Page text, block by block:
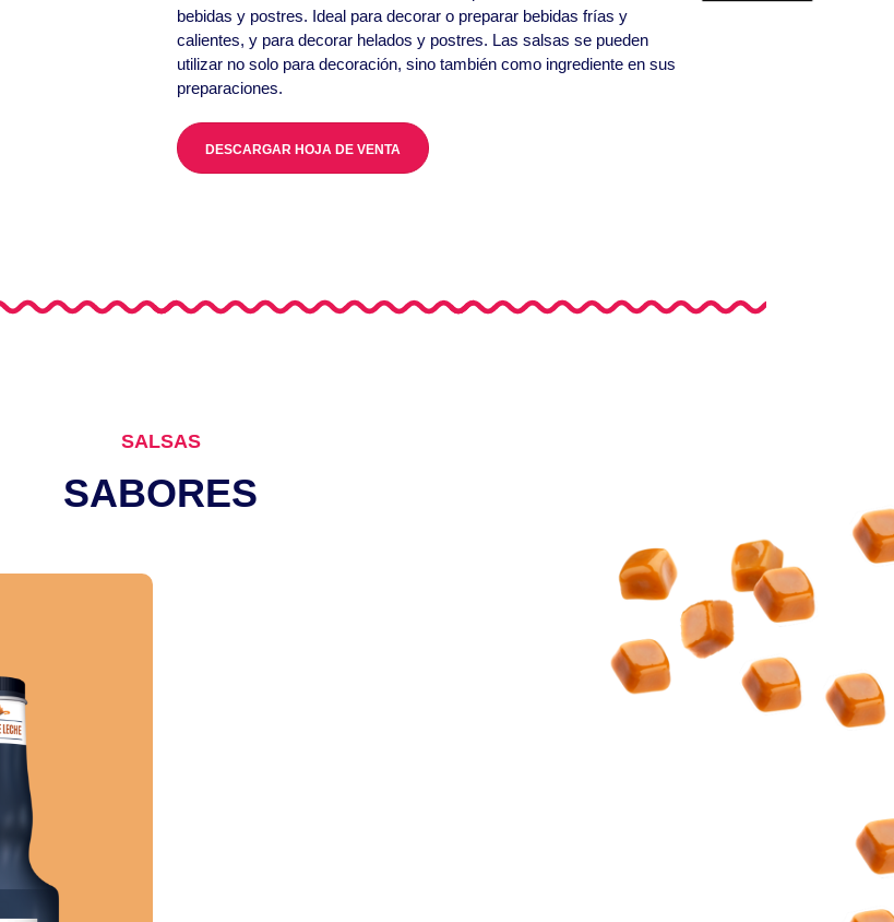
bebidas y postres. Ideal para decorar o preparar bebidas frías y
calientes, y para decorar helados y postres. Las salsas se pueden
utilizar no solo para decoración, sino también como ingrediente en sus
preparaciones.
DESCARGAR HOJA DE VENTA
SALSAS
SABORES